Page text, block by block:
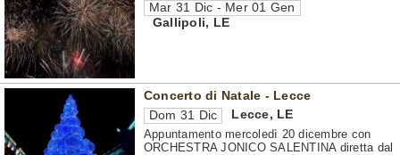
Mar 31 Dic - Mer 01 Gen
Gallipoli, LE
Concerto di Natale - Lecce
Dom 31 Dic Lecce, LE
Appuntamento mercoledì 20 dicembre con
ORCHESTRA JONICO SALENTINA diretta dal